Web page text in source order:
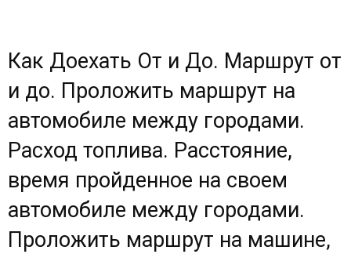
Как Доехать От и До. Маршрут от
и до. Проложить маршрут на
автомобиле между городами.
Расход топлива. Расстояние,
время пройденное на своем
автомобиле между городами.
Проложить маршрут на машине,